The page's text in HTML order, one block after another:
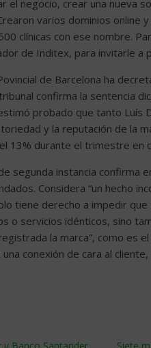
el negocio, crear una nueva
varios dominios online
clínicas con ese nombre.
de Inditex, para invitarle a
de Barcelona ha
confirma la sentencia
probado que tanto Luís
y la reputación de la
13% durante el trimestre en
segunda instancia confirma
Considera “un hecho
tiene derecho a impedir
o servicios idénticos, sino
la marca”, como es
conexión de cara al